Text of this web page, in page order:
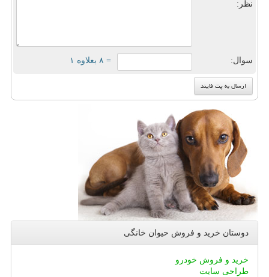
نظر:
سوال: = ۸ بعلاوه ۱
دوستان خرید و فروش حیوان خانگی
خرید و فروش خودرو
طراحی سایت